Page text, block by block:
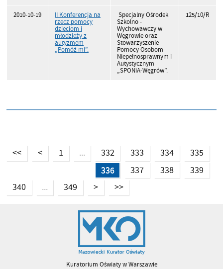
2010-10-19
II Konferencja na
rzecz pomocy
dzieciom i
młodzieży z
autyzmem
„Pomóż mi”.
Specjalny Ośrodek
Szkolno -
Wychowawczy w
Węgrowie oraz
Stowarzyszenie
Pomocy Osobom
Niepełnosprawnym i
Autystycznym
„SPONiA-Węgrów”.
125/10/R
<< < 1 ... 332 333 334
335
336
337 338
339
340
... 349 > >>
Kuratorium Oświaty w Warszawie